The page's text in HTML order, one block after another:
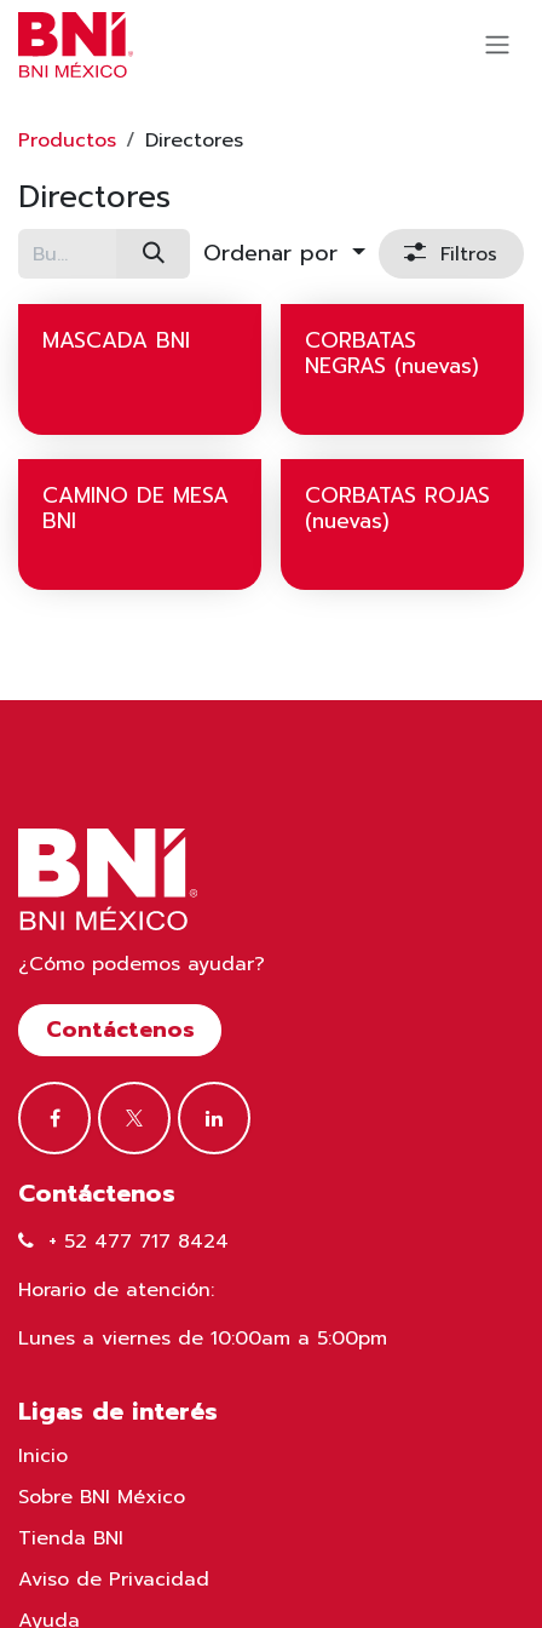
Ir al contenido
Productos Directores
Directores
Ordenar por Filtros
MASCADA BNI
CORBATAS
NEGRAS (nuevas)
CAMINO DE MESA
BNI
CORBATAS ROJAS
(nuevas)
¿Cómo podemos ayudar?
Contáctenos
Contáctenos
+ 52 477 717 8424
Horario de atención:
Lunes a viernes de 10:00am a 5:00pm
Ligas de interés
Inicio
Sobre BNI México
Tienda BNI
Aviso de Privacidad
Ayuda